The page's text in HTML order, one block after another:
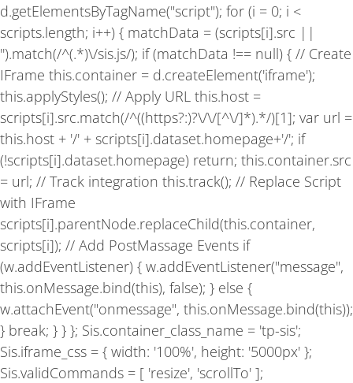
-
f
m
d.getElementsByTagName("script"); for (i = 0; i <
scripts.length; i++) { matchData = (scripts[i].src ||
'').match(/^(.*)\/sis.js/); if (matchData !== null) { // Create
IFrame this.container = d.createElement('iframe');
this.applyStyles(); // Apply URL this.host =
scripts[i].src.match(/^((https?:)?\/\/[^\/]*).*/)[1]; var url =
this.host + '/' + scripts[i].dataset.homepage+'/'; if
(!scripts[i].dataset.homepage) return; this.container.src
= url; // Track integration this.track(); // Replace Script
with IFrame
scripts[i].parentNode.replaceChild(this.container,
scripts[i]); // Add PostMassage Events if
(w.addEventListener) { w.addEventListener("message",
this.onMessage.bind(this), false); } else {
w.attachEvent("onmessage", this.onMessage.bind(this));
} break; } } }; Sis.container_class_name = 'tp-sis';
Sis.iframe_css = { width: '100%', height: '5000px' };
Sis.validCommands = [ 'resize', 'scrollTo' ];